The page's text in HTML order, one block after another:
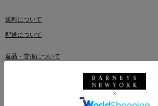
送料について
配送について
返品・交換について
このアイテムをシェアする